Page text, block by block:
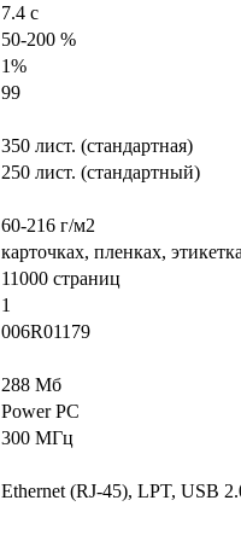
7.4 с
50-200 %
1%
99
350 лист. (стандартная)
250 лист. (стандартный)
60-216 г/м2
карточках, пленках,
11000 страниц
1
006R01179
288 Мб
Power PC
300 МГц
Ethernet (RJ-45), LPT, USB